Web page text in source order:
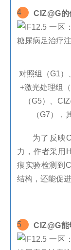
4 CIZ@G
对照组（G1）、
+激光处理组（
（G5）、
（G7），
为了反映
力，作者采用
痕实验检测到
结构，还能促
5 CIZ@G能